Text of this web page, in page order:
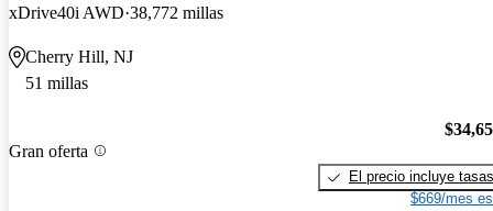
xDrive40i AWD 38,772 millas
Cherry Hill, NJ
51 millas
Gran oferta
El precio incluye tasas
$669/mes